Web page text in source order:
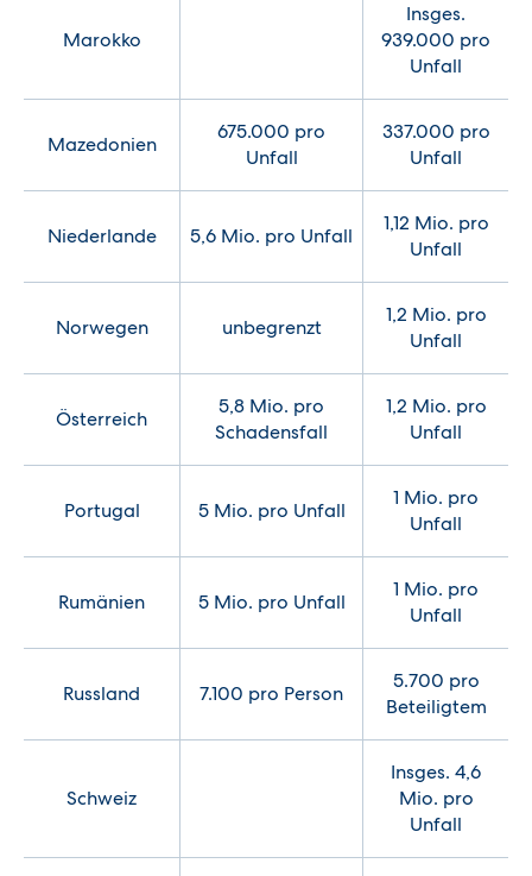
Marokko
Insges.
939.000 pro
Unfall
Mazedonien
675.000 pro
Unfall
337.000 pro
Unfall
Niederlande 5,6 Mio. pro Unfall
1,12 Mio. pro
Unfall
Norwegen unbegrenzt
1,2 Mio. pro
Unfall
Österreich
5,8 Mio. pro
Schadensfall
1,2 Mio. pro
Unfall
Portugal 5 Mio. pro Unfall
1 Mio. pro
Unfall
Rumänien 5 Mio. pro Unfall
1 Mio. pro
Unfall
Russland 7.100 pro Person
5.700 pro
Beteiligtem
Schweiz
Insges. 4,6
Mio. pro
Unfall